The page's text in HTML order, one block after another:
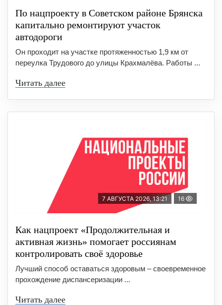
По нацпроекту в Советском районе Брянска
капитально ремонтируют участок
автодороги
Он проходит на участке протяженностью 1,9 км от
переулка Трудового до улицы Крахмалёва. Работы ...
Читать далее
7 АВГУСТА 2026, 13:21 16
Как нацпроект «Продолжительная и
активная жизнь» помогает россиянам
контролировать своё здоровье
Лучший способ оставаться здоровым – своевременное
прохождение диспансеризации ...
Читать далее